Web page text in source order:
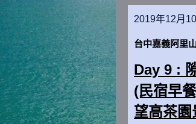
2019年12月
台中嘉義阿里
Day 9 :
(民宿早
望高茶